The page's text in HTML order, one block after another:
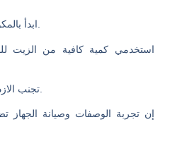
ابدأ بالمكونات الجافة لتجنب التبخير.
استخدمي كمية كافية من الزيت
إن تجربة الوصفات وصيانة